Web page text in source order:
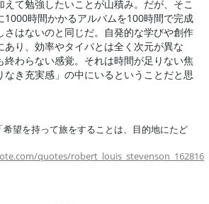
えて勉強したいことが山積み。だが、そこ
1000時間かかるアルバムを100時間で完成
さはないのと同じだ。自発的な学びや創作
あり、効率やタイパとは全く次元が異な
終わらない感覚。それは時間が足りない焦
なき充実感」の中にいるということだと思
希望を持って旅をすることは、目的地にたど
quotes/robert_louis_stevenson_162816